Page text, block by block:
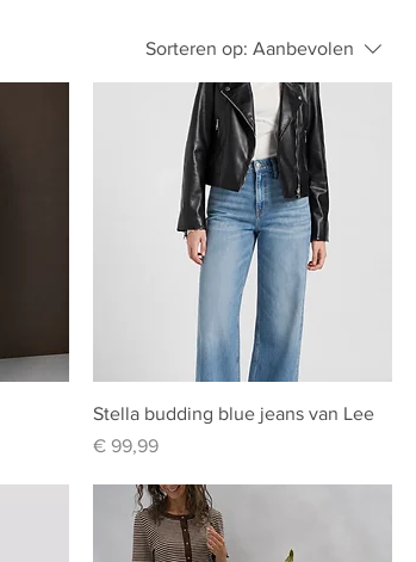
Sorteren op: Aanbevolen
Stella budding blue jeans van Lee
Prijs
€ 99,99